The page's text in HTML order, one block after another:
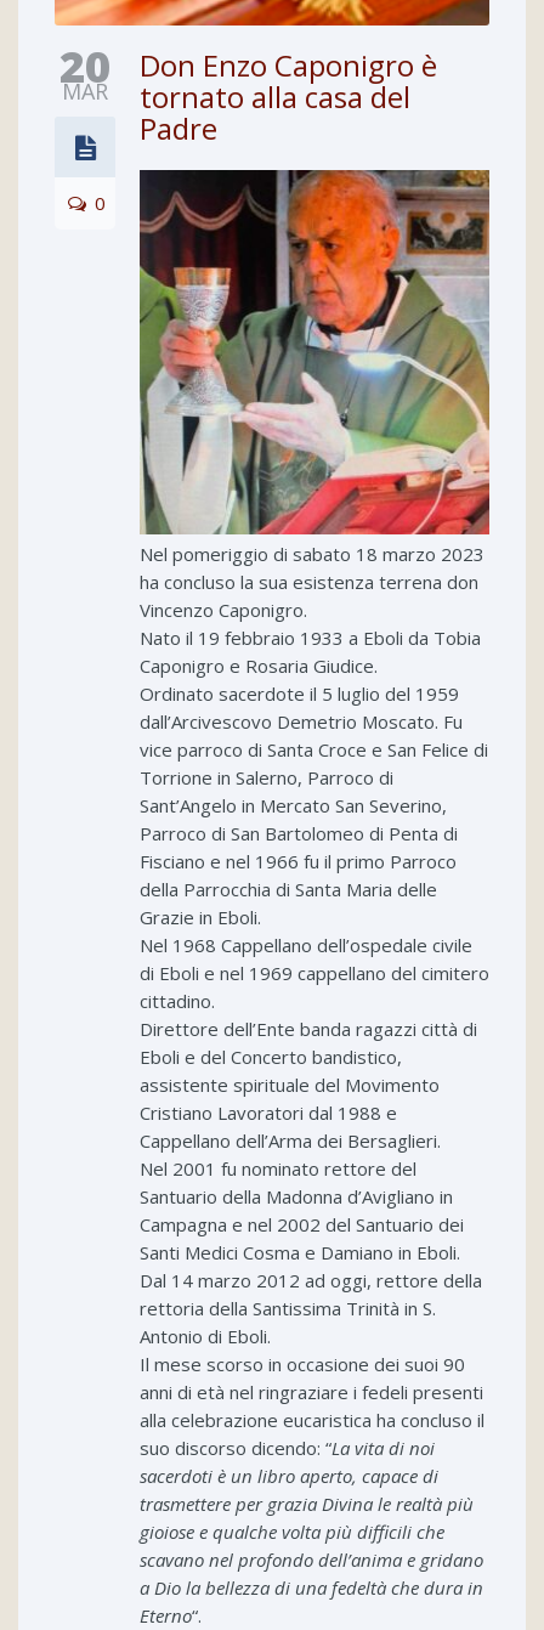
20
MAR
0
Don Enzo Caponigro è
tornato alla casa del
Padre
Nel pomeriggio di sabato 18 marzo 2023
ha concluso la sua esistenza terrena don
Vincenzo Caponigro.
Nato il 19 febbraio 1933 a Eboli da Tobia
Caponigro e Rosaria Giudice.
Ordinato sacerdote il 5 luglio del 1959
dall’Arcivescovo Demetrio Moscato. Fu
vice parroco di Santa Croce e San Felice di
Torrione in Salerno, Parroco di
Sant’Angelo in Mercato San Severino,
Parroco di San Bartolomeo di Penta di
Fisciano e nel 1966 fu il primo Parroco
della Parrocchia di Santa Maria delle
Grazie in Eboli.
Nel 1968 Cappellano dell’ospedale civile
di Eboli e nel 1969 cappellano del cimitero
cittadino.
Direttore dell’Ente banda ragazzi città di
Eboli e del Concerto bandistico,
assistente spirituale del Movimento
Cristiano Lavoratori dal 1988 e
Cappellano dell’Arma dei Bersaglieri.
Nel 2001 fu nominato rettore del
Santuario della Madonna d’Avigliano in
Campagna e nel 2002 del Santuario dei
Santi Medici Cosma e Damiano in Eboli.
Dal 14 marzo 2012 ad oggi, rettore della
rettoria della Santissima Trinità in S.
Antonio di Eboli.
Il mese scorso in occasione dei suoi 90
anni di età nel ringraziare i fedeli presenti
alla celebrazione eucaristica ha concluso il
suo discorso dicendo: “La vita di noi
sacerdoti è un libro aperto, capace di
trasmettere per grazia Divina le realtà più
gioiose e qualche volta più difficili che
scavano nel profondo dell’anima e gridano
a Dio la bellezza di una fedeltà che dura in
Eterno“.